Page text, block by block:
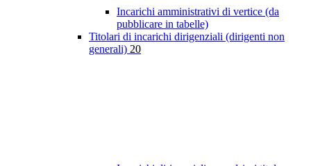
Incarichi amministrativi di vertice (da
pubblicare in tabelle)
Titolari di incarichi dirigenziali (dirigenti non
generali) 20